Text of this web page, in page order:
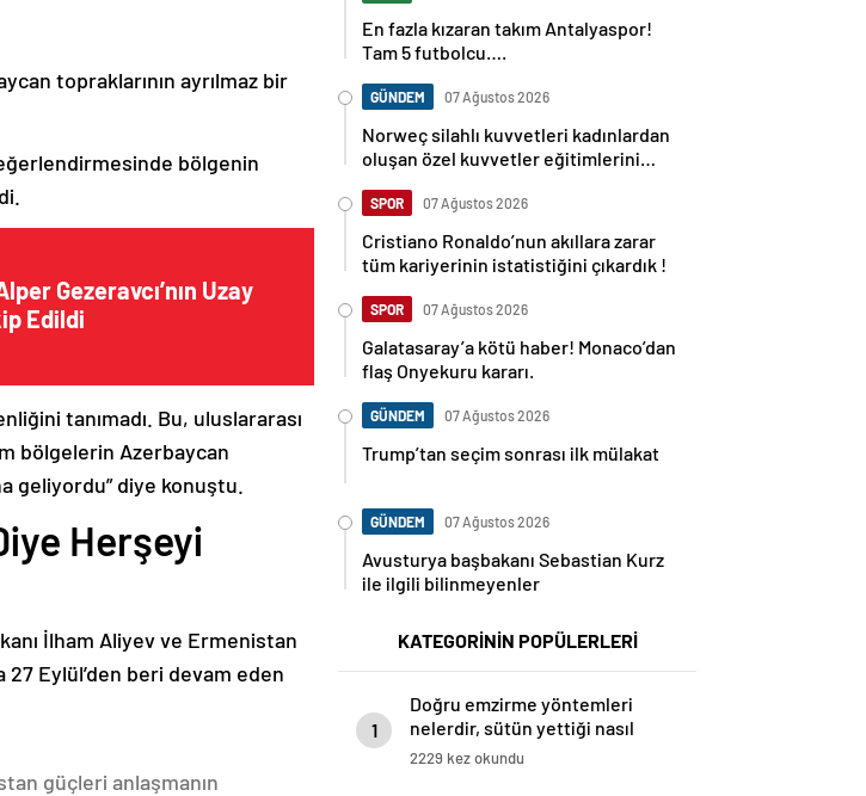
topraklarının ayrılmaz bir
bölgenin
Gezeravcı’nın Uzay
Edildi
tanımadı. Bu, uluslararası
bölgelerin Azerbaycan
geliyordu” diye konuştu.
Herşeyi
İlham Aliyev ve Ermenistan
27 Eylül’den beri devam eden
güçleri anlaşmanın
En fazla kızaran takım Antalyaspor!
Tam 5 futbolcu….
GÜNDEM 07 Ağustos 2026
Norweç silahlı kuvvetleri kadınlardan
oluşan özel kuvvetler eğitimlerini
SPOR 07 Ağustos 2026
Cristiano Ronaldo’nun akıllara zarar
tüm kariyerinin istatistiğini çıkardık !
SPOR 07 Ağustos 2026
Galatasaray’a kötü haber! Monaco’dan
flaş Onyekuru kararı.
GÜNDEM 07 Ağustos 2026
Trump’tan seçim sonrası ilk mülakat
GÜNDEM 07 Ağustos 2026
Avusturya başbakanı Sebastian Kurz
ile ilgili bilinmeyenler
KATEGORİNİN POPÜLERLERİ
1
Doğru emzirme yöntemleri
nelerdir, sütün yettiği nasıl
anlaşılır?
2229 kez okundu